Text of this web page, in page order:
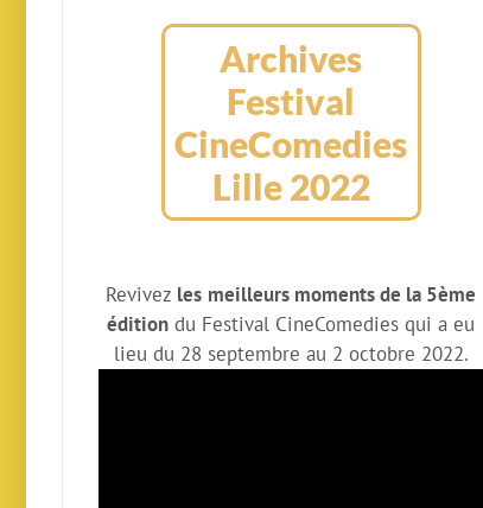
Archives
Festival
CineComedies
Lille 2022
Revivez les meilleurs moments de la 5ème
édition du Festival CineComedies qui a eu
lieu du 28 septembre au 2 octobre 2022.